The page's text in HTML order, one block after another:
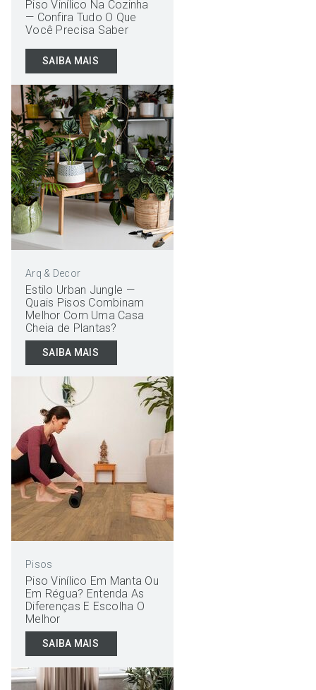
Piso Vinílico Na Cozinha
— Confira Tudo O Que
Você Precisa Saber
SAIBA MAIS
Arq & Decor
Estilo Urban Jungle —
Quais Pisos Combinam
Melhor Com Uma Casa
Cheia de Plantas?
SAIBA MAIS
Pisos
Piso Vinílico Em Manta Ou
Em Régua? Entenda As
Diferenças E Escolha O
Melhor
SAIBA MAIS